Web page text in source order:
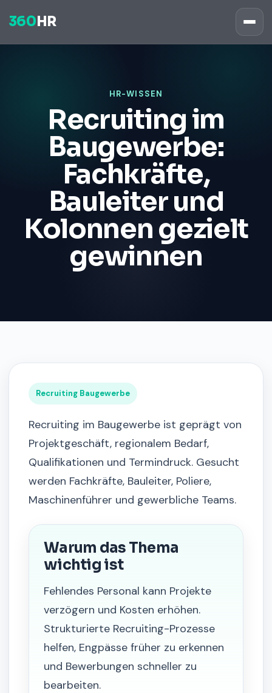
360 HR
HR-WISSEN
Recruiting im
Baugewerbe:
Fachkräfte,
Bauleiter und
Kolonnen gezielt
gewinnen
Recruiting Baugewerbe
Recruiting im Baugewerbe ist geprägt von
Projektgeschäft, regionalem Bedarf,
Qualifikationen und Termindruck. Gesucht
werden Fachkräfte, Bauleiter, Poliere,
Maschinenführer und gewerbliche Teams.
Warum das Thema
wichtig ist
Fehlendes Personal kann Projekte
verzögern und Kosten erhöhen.
Strukturierte Recruiting-Prozesse
helfen, Engpässe früher zu erkennen
und Bewerbungen schneller zu
bearbeiten.